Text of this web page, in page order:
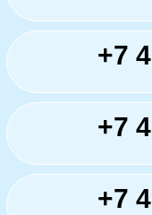
+7
+7
+7